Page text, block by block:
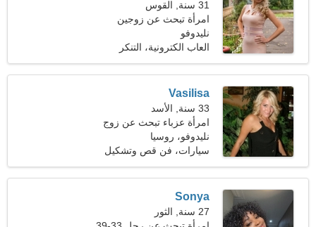
31 سنة, القوس
امرأة تبحث عن زوجين
نليدوفو
العاب الكترونية، التنكر
Vasilisa
33 سنة, الأسد
امرأة عزباء تبحث عن زوج
37-43
نليدوفو، روسيا
سيارات، فن قص وتشكيل
الورق
Sonya
27 سنة, الثور